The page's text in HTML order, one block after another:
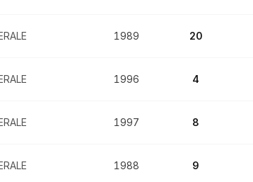
1989 20
1996 4
1997 8
1988 9